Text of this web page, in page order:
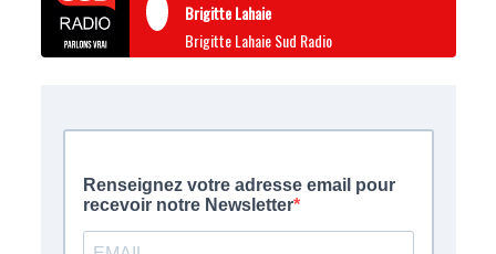
Brigitte Lahaie
Brigitte Lahaie Sud Radio